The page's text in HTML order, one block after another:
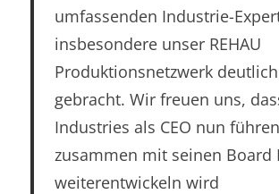
umfassenden Industrie-
insbesondere unser REHAU
Produktionsnetzwerk
gebracht. Wir freuen uns,
Industries als CEO nun
zusammen mit seinen Board
weiterentwickeln wird